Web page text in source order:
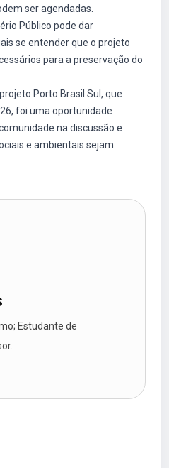
ser agendadas.
Público pode dar
se entender que o projeto
para a preservação do
Porto Brasil Sul, que
foi uma oportunidade
na discussão e
e ambientais sejam
Estudante de